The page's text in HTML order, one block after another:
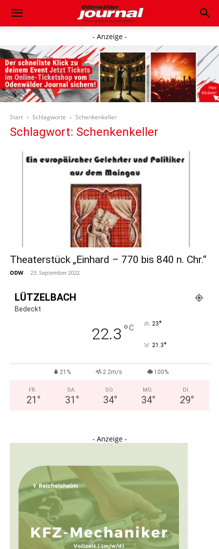
- Anzeige -
Start Schlagworte Schenkenkeller
Schlagwort: Schenkenkeller
Theaterstück „Einhard – 770 bis 840 n. Chr.“
ODW - 23. September 2022
LÜTZELBACH
Bedeckt
22.3 °C 23°
21.3°
21% 2.2m/s 100%
FR.
21 °
SA.
31 °
SO.
34°
MO.
34°
DI.
29°
- Anzeige -